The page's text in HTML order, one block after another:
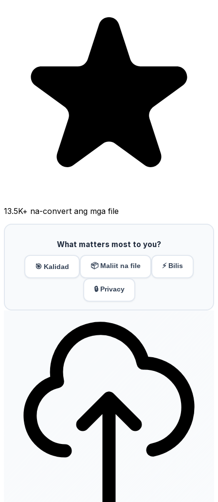
13.5K+ na-convert ang mga file
What matters most to you?
🎯 Kalidad 📦 Maliit na file ⚡ Bilis
🔒 Privacy